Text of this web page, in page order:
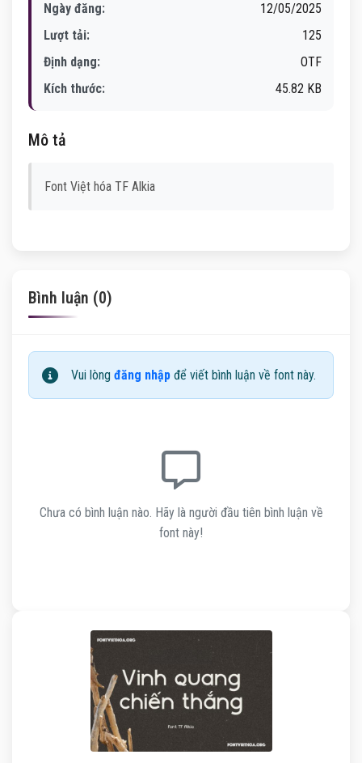
Ngày đăng:
12/05/2025
Lượt tải:
125
Định dạng:
OTF
Kích thước:
45.82 KB
Mô tả
Font Việt hóa TF Alkia
Bình luận (0)
Vui lòng đăng nhập để viết bình luận về font này.
Chưa có bình luận nào. Hãy là người đầu tiên bình luận về
font này!